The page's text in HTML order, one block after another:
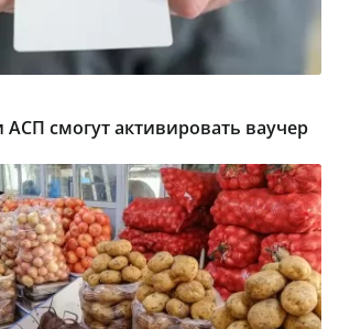
АСП смогут активировать ваучер